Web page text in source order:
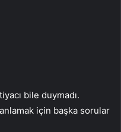
bile duymadı.
için başka sorular